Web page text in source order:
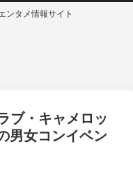
ンタメ情報サイト
ブ・キャメロッ
男女コンイベン